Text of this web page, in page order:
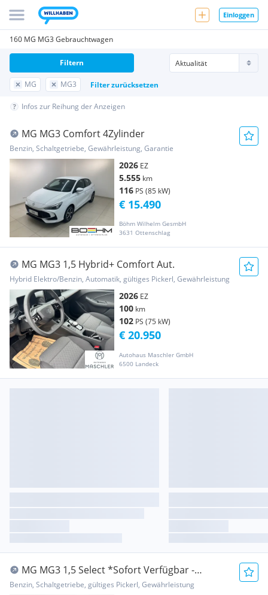
Einloggen
160 MG MG3 Gebrauchtwagen
MG MG3 Filter zurücksetzen
Filtern
Infos zur Reihung der Anzeigen
MG MG3 Comfort 4Zylinder
Benzin, Schaltgetriebe, Gewährleistung, Garantie
2026 EZ
5.555 km
116 PS (85 kW)
Böhm Wilhelm GesmbH
3631 Ottenschlag
€ 15.490
MG MG3 1,5 Hybrid+ Comfort Aut.
Hybrid Elektro/Benzin, Automatik, gültiges Pickerl, Gewährleistung
2026 EZ
100 km
102 PS (75 kW)
Autohaus Maschler GmbH
6500 Landeck
€ 20.950
MG MG3 1,5 Select *Sofort Verfügbar -
Eintauschbonus*
Benzin, Schaltgetriebe, gültiges Pickerl, Gewährleistung